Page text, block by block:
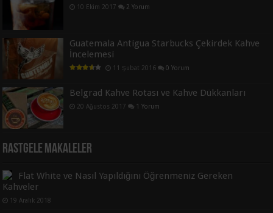
10 Ekim 2017 2 Yorum
Guatemala Antigua Starbucks Çekirdek Kahve
İncelemesi
11 Şubat 2016 0 Yorum
Belgrad Kahve Rotası ve Kahve Dükkanları
20 Ağustos 2017 1 Yorum
Rastgele Makaleler
Flat White ve Nasıl Yapıldığını Öğrenmeniz Gereken
Kahveler
19 Aralık 2018